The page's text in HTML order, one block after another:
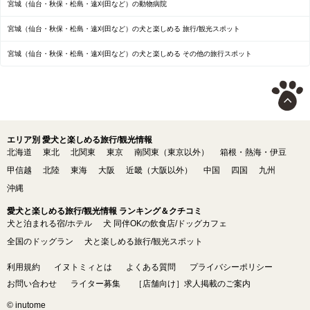
宮城（仙台・秋保・松島・遠刈田など）の動物病院
宮城（仙台・秋保・松島・遠刈田など）の犬と楽しめる 旅行/観光スポット
宮城（仙台・秋保・松島・遠刈田など）の犬と楽しめる その他の旅行スポット
エリア別 愛犬と楽しめる旅行/観光情報
北海道
東北 北関東 東京 南関東（東京以外）
箱根・熱海・伊豆
甲信越
北陸 東海 大阪 近畿（大阪以外） 中国 四国
九州
沖縄
愛犬と楽しめる旅行/観光情報 ランキング＆クチコミ
犬と泊まれる宿/ホテル
犬 同伴OKの飲食店/ドッグカフェ
全国のドッグラン
犬と楽しめる旅行/観光スポット
利用規約 イヌトミィとは よくある質問
プライバシーポリシー
お問い合わせ
ライター募集 ［店舗向け］求人掲載のご案内
© inutome